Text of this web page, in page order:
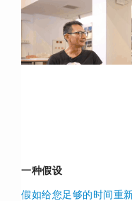
一种假设
假如给您足够的时间重